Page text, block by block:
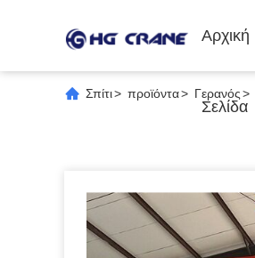
Αρχική
Σελίδα
Σπίτι> προϊόντα> Γερανός>